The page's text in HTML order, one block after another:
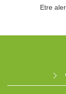
Etre